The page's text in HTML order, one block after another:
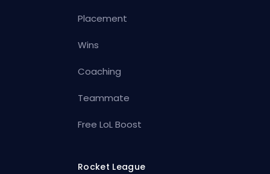
Placement
Wins
Coaching
Teammate
Free LoL Boost
Rocket League